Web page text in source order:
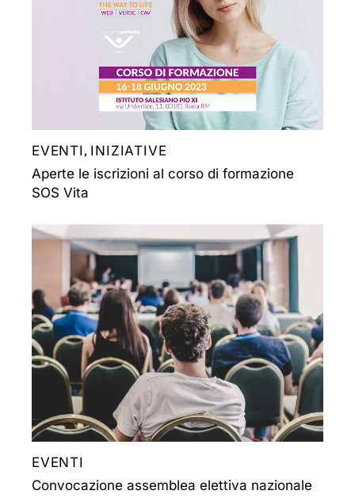
EVENTI , INIZIATIVE
Aperte le iscrizioni al corso di formazione
SOS Vita
EVENTI
Convocazione assemblea elettiva nazionale